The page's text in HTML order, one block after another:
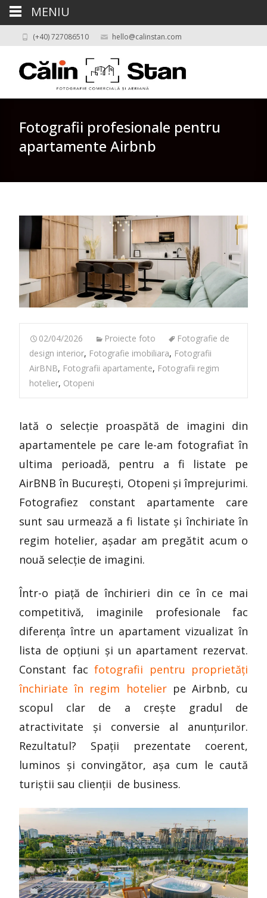
(+40) 727086510 hello@calinstan.com
Fotografii profesionale pentru
apartamente Airbnb
02/04/2026 Proiecte foto
Fotografie de
design interior, Fotografie imobiliara, Fotografii
AirBNB, Fotografii apartamente, Fotografii regim
hotelier, Otopeni
Iată o selecție proaspătă de imagini din
apartamentele pe care le-am fotografiat în
ultima perioadă, pentru a fi listate pe
AirBNB în București, Otopeni și împrejurimi.
Fotografiez constant apartamente care
sunt sau urmează a fi listate și închiriate în
regim hotelier, așadar am pregătit acum o
nouă selecție de imagini.
Într-o piață de închirieri din ce în ce mai
competitivă, imaginile profesionale fac
diferența între un apartament vizualizat în
lista de opțiuni și un apartament rezervat.
Constant fac fotografii pentru proprietăți
închiriate în regim hotelierpe Airbnb, cu
scopul clar de a crește gradul de
atractivitate și conversie al anunțurilor.
Rezultatul? Spații prezentate coerent,
luminos și convingător, așa cum le caută
turiștii sau clienții de business.
MENIU